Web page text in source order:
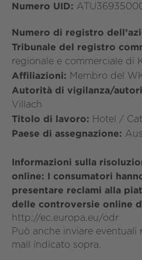
Numero UID:
Numero di registro
Tribunale del registro
regionale e commerciale di
Affiliazioni: Membro del
Autorità di vigilanza/
Villach
Titolo di lavoro: Hotel /
Paese di assegnazione:
Informazioni sulla
online: I consumatori
presentare reclami alla
delle controversie online
http://ec.europa.eu/odr
Può anche inviare eventuali
mail indicato sopra.